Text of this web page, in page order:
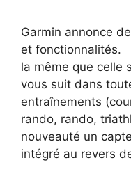
Garmin annonce
et fonctionnalités.
la même que celle
vous suit dans
entraînements
rando, rando,
nouveauté un
intégré au revers